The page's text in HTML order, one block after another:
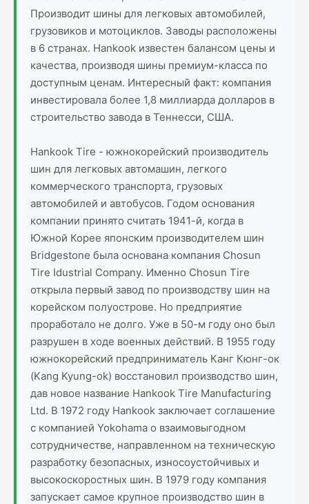
Производит шины для легковых автомобилей,
грузовиков и мотоциклов. Заводы расположены
в 6 странах. Hankook известен балансом цены и
качества, производя шины премиум-класса по
доступным ценам. Интересный факт: компания
инвестировала более 1,8 миллиарда долларов в
строительство завода в Теннесси, США.
Hankook Tire - южнокорейский производитель
шин для легковых автомашин, легкого
коммерческого транспорта, грузовых
автомобилей и автобусов. Годом основания
компании принято считать 1941-й, когда в
Южной Корее японским производителем шин
Bridgestone была основана компания Chosun
Tire Idustrial Company. Именно Chosun Tire
открыла первый завод по производству шин на
корейском полуострове. Но предприятие
проработало не долго. Уже в 50-м году оно был
разрушен в ходе военных действий. В 1955 году
южнокорейский предприниматель Канг Кюнг-ок
(Kang Kyung-ok) восстановил производство шин,
дав новое название Hankook Tire Manufacturing
Ltd. В 1972 году Hankook заключает соглашение
с компанией Yokohama о взаимовыгодном
сотрудничестве, направленном на техническую
разработку безопасных, износоустойчивых и
высокоскоростных шин. В 1979 году компания
запускает самое крупное производство шин в